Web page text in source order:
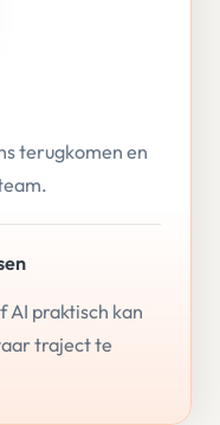
terugkomen en
AI praktisch kan
traject te